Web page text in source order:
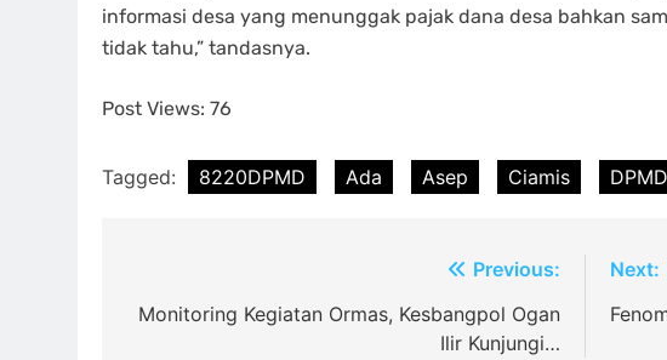
informasi desa yang menunggak pajak dana desa bahkan
tidak tahu,” tandasnya.
Post Views: 76
Tagged: 8220DPMD Ada Asep Ciamis DPMD
navigation
Previous:
Monitoring Kegiatan Ormas, Kesbangpol Ogan
Ilir Kunjungi…
Next: